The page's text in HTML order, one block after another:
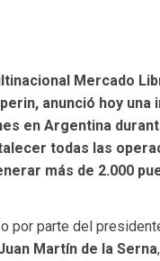
Mercado
anunció hoy una
en Argentina
todas las
más de 2.000
por parte del
Martín de la Serna